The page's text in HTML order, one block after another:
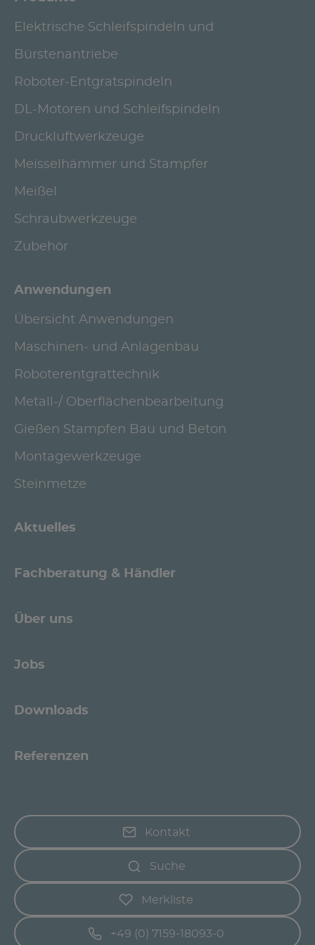
Elektrische Schleifspindeln und
Bürstenantriebe
Roboter-Entgratspindeln
DL-Motoren und Schleifspindeln
Druckluftwerkzeuge
Meisselhämmer und Stampfer
Meißel
Schraubwerkzeuge
Zubehör
Anwendungen
Übersicht Anwendungen
Maschinen- und Anlagenbau
Roboterentgrattechnik
Metall-/ Oberflächenbearbeitung
Gießen Stampfen Bau und Beton
Montagewerkzeuge
Steinmetze
Aktuelles
Fachberatung & Händler
Über uns
Jobs
Downloads
Referenzen
Kontakt
Suche
Merkliste
+49 (0) 7159-18093-0